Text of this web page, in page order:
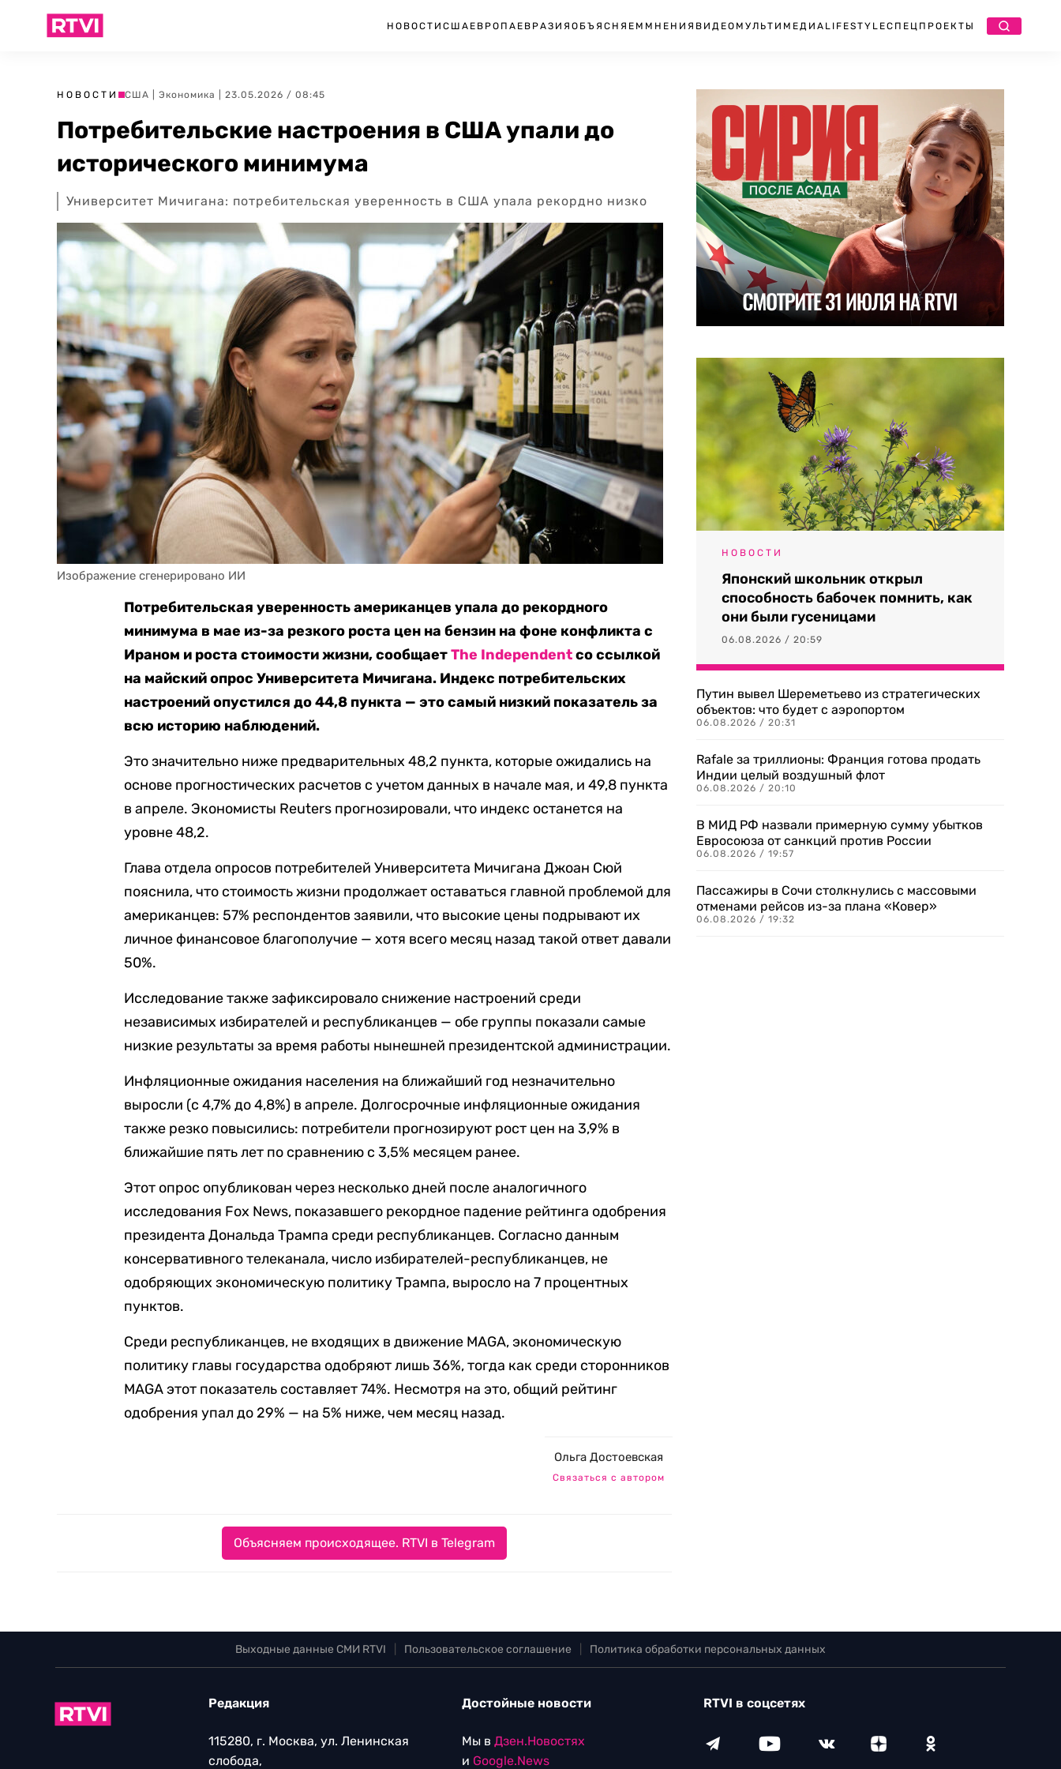
НОВОСТИ США ЕВРОПА ЕВРАЗИЯ ОБЪЯСНЯЕМ МНЕНИЯ ВИДЕО МУЛЬТИМЕДИА LIFESTYLEСПЕЦПРОЕКТЫ
НОВОСТИ США Экономика | 23.05.2026 / 08:45
Потребительские настроения в США упали до
исторического минимума
Университет Мичигана: потребительская уверенность в США упала рекордно низко
Изображение сгенерировано ИИ
Потребительская уверенность американцев упала до рекордного
минимума в мае из-за резкого роста цен на бензин на фоне конфликта с
Ираном и роста стоимости жизни, сообщаетThe Independentсо ссылкой
на майский опрос Университета Мичигана. Индекс потребительских
настроений опустился до 44,8 пункта — это самый низкий показатель за
всю историю наблюдений.
Это значительно ниже предварительных 48,2 пункта, которые ожидались на
основе прогностических расчетов с учетом данных в начале мая, и 49,8 пункта
в апреле. Экономисты Reuters прогнозировали, что индекс останется на
уровне 48,2.
Глава отдела опросов потребителей Университета Мичигана Джоан Сюй
пояснила, что стоимость жизни продолжает оставаться главной проблемой для
американцев: 57% респондентов заявили, что высокие цены подрывают их
личное финансовое благополучие — хотя всего месяц назад такой ответ давали
50%.
Исследование также зафиксировало снижение настроений среди
независимых избирателей и республиканцев — обе группы показали самые
низкие результаты за время работы нынешней президентской администрации.
Инфляционные ожидания населения на ближайший год незначительно
выросли (с 4,7% до 4,8%) в апреле. Долгосрочные инфляционные ожидания
также резко повысились: потребители прогнозируют рост цен на 3,9% в
ближайшие пять лет по сравнению с 3,5% месяцем ранее.
Этот опрос опубликован через несколько дней после аналогичного
исследования Fox News, показавшего рекордное падение рейтинга одобрения
президента Дональда Трампа среди республиканцев. Согласно данным
консервативного телеканала, число избирателей-республиканцев, не
одобряющих экономическую политику Трампа, выросло на 7 процентных
пунктов.
Среди республиканцев, не входящих в движение MAGA, экономическую
политику главы государства одобряют лишь 36%, тогда как среди сторонников
MAGA этот показатель составляет 74%. Несмотря на это, общий рейтинг
одобрения упал до 29% — на 5% ниже, чем месяц назад.
Ольга Достоевская
Связаться с автором
Объясняем происходящее. RTVI в Telegram
НОВОСТИ
Японский школьник открыл
способность бабочек помнить, как
они были гусеницами
06.08.2026 / 20:59
Путин вывел Шереметьево из стратегических
объектов: что будет с аэропортом
06.08.2026 / 20:31
Rafale за триллионы: Франция готова продать
Индии целый воздушный флот
06.08.2026 / 20:10
В МИД РФ назвали примерную сумму убытков
Евросоюза от санкций против России
06.08.2026 / 19:57
Пассажиры в Сочи столкнулись с массовыми
отменами рейсов из-за плана «Ковер»
06.08.2026 / 19:32
Выходные данные СМИ RTVI Пользовательское соглашение Политика обработки персональных данных
Редакция
115280, г. Москва, ул. Ленинская
слобода,
Достойные новости
Мы в Дзен.Новостях
и Google.News
RTVI в соцсетях